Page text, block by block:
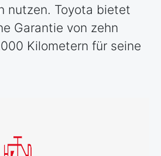
nutzen. Toyota bietet
Garantie von zehn
Kilometern für seine